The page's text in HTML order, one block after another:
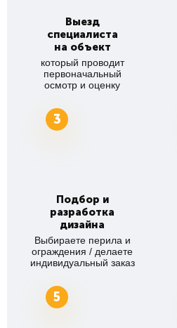
Выезд
специалиста
на объект
который проводит
первоначальный
осмотр и оценку
3
Подбор и
разработка
дизайна
Выбираете перила и
ограждения / делаете
индивидуальный заказ
5